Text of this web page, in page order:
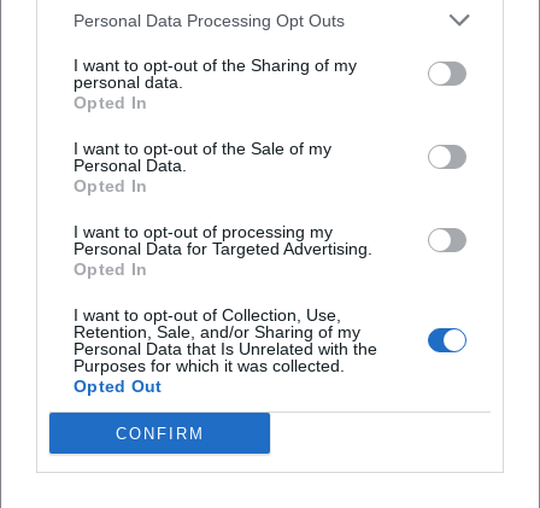
Personal Data Processing Opt Outs
I want to opt-out of the Sharing of my
personal data.
Opted In
I want to opt-out of the Sale of my
Personal Data.
Opted In
I want to opt-out of processing my
Personal Data for Targeted Advertising.
Opted In
I want to opt-out of Collection, Use,
Retention, Sale, and/or Sharing of my
Personal Data that Is Unrelated with the
Purposes for which it was collected.
Opted Out
CONFIRM
Wann findet die Sportplatzkirchweih statt
Wie viel kostet der Eintritt
Brauche ich Tickets oder eine Anmeldung
Gibt es Informationen zu Parken und
Barrierefreiheit
Wer ist der Veranstalter und wie ist der Kontakt